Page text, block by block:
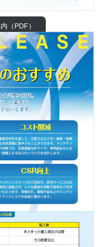
（PDF）